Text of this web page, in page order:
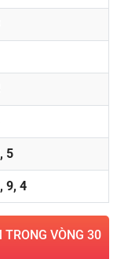
5
9, 4
VÒNG 30